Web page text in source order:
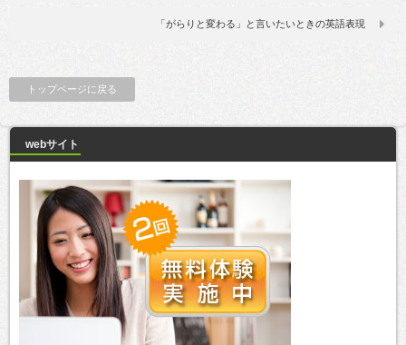
「がらりと変わる」と言いたいときの英語表現
トップページに戻る
webサイト